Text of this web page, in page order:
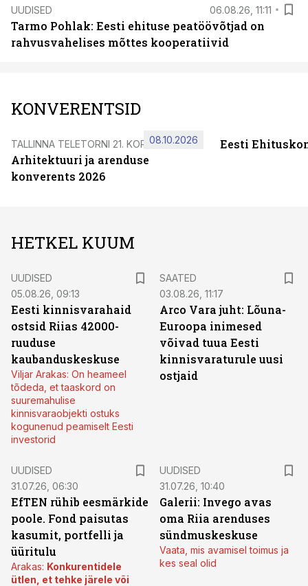
UUDISED 06.08.26, 11:11
Tarmo Pohlak: Eesti ehituse peatöövõtjad on
rahvusvahelises mõttes kooperatiivid
KONVERENTSID
TALLINNA TELETORNI 21. KORRUSEL
Arhitektuuri ja arenduse
konverents 2026
08.10.2026 Eesti
HETKEL KUUM
UUDISED
05.08.26, 09:13
Eesti kinnisvarahaid
ostsid Riias 42000-
ruuduse
kaubanduskeskuse
Viljar Arakas: On heameel
tõdeda, et taaskord on
suuremahulise
kinnisvaraobjekti ostuks
kogunenud peamiselt Eesti
investorid
SAATED
03.08.26, 11:17
Arco Vara juht: Lõuna-
Euroopa inimesed
võivad tuua Eesti
kinnisvaraturule uusi
ostjaid
UUDISED
31.07.26, 06:30
EfTEN rühib eesmärkide
poole. Fond paisutas
kasumit, portfelli ja
üüritulu
Arakas: Konkurentidele
ütlen, et tehke järele või
UUDISED
31.07.26, 10:40
Galerii: Invego avas
oma Riia arenduses
sündmuskeskuse
Vaata, mis avamisel toimus ja
kes seal olid